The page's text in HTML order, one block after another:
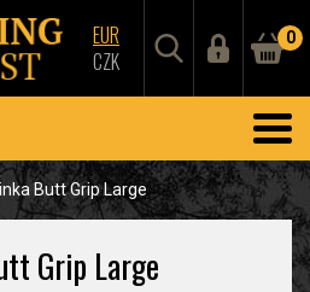
EUR
CZK
0
Butt Grip Large
Grip Large